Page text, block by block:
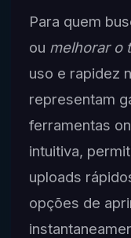
Para quem
ou melhorar o
uso e rapidez
representam
ferramentas
intuitiva,
uploads
opções de